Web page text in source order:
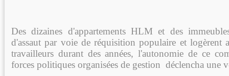
Des dizaines d'appartements HLM et des
d'assaut par voie de réquisition populaire et logèrent
travailleurs durant des années, l'autonomie de ce
forces politiques organisées de gestion déclencha une